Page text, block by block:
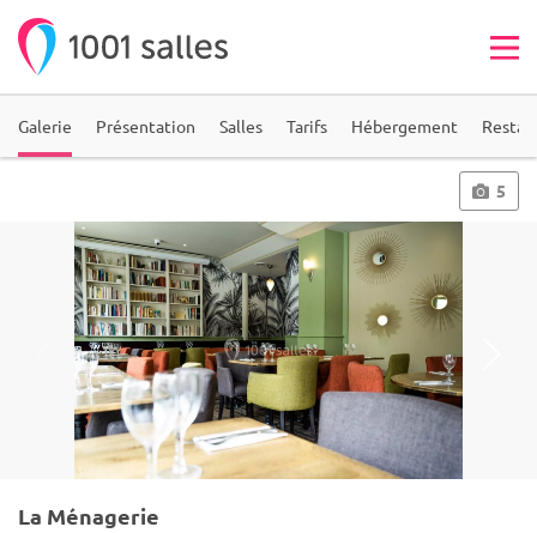
Galerie Présentation Salles Tarifs Hébergement
5
La Ménagerie